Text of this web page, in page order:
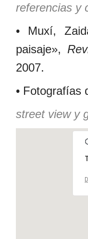
referencias y
• Muxí,
paisaje»,
2007.
• Fotografías
street view y